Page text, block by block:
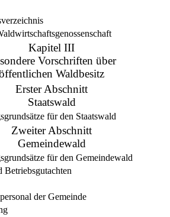
Kapitel III
Vorschriften über
Waldbesitz
Erster Abschnitt
Staatswald
für den Staatswald
Zweiter Abschnitt
Gemeindewald
für den Gemeindewald
Betriebsgutachten
der Gemeinde